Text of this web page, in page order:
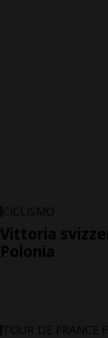
CICLISMO
Vittoria
Polonia
TOUR DE FRANCE